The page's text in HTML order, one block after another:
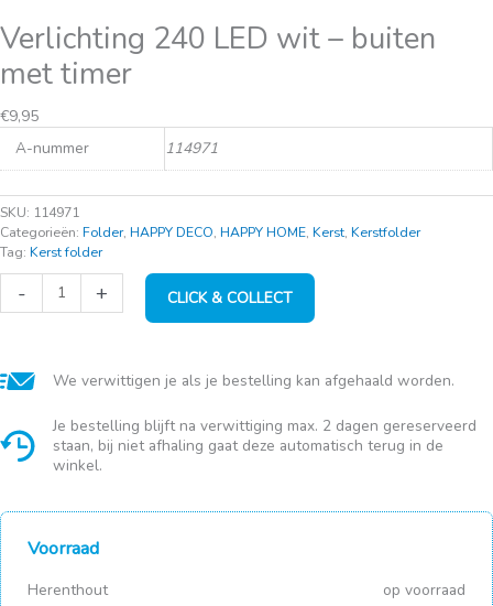
Verlichting 240 LED wit – buiten
met timer
€9,95
A-nummer
114971
SKU: 114971
Categorieën: Folder, HAPPY DECO, HAPPY HOME, Kerst, Kerstfolder
Tag: Kerst folder
-
Verlichting
240
buiten
aantal
+ CLICK & COLLECT
We verwittigen je als je bestelling kan afgehaald worden.
Je bestelling blijft na verwittiging max. 2 dagen gereserveerd
staan, bij niet afhaling gaat deze automatisch terug in de
winkel.
Voorraad
Herenthout op voorraad